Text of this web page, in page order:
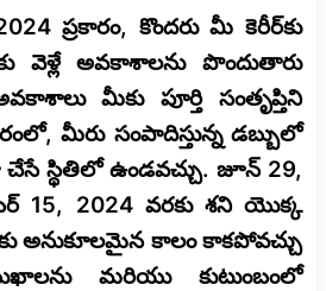
ప్రకారం, కొందరు మీ కెరీర్‌కు
వెళ్లే అవకాశాలను పొందుతారు
మీకు పూర్తి సంతృప్తిని
మీరు సంపాదిస్తున్న డబ్బులో
స్థితిలో ఉండవచ్చు. జూన్ 29,
15, 2024 వరకు శని యొక్క
అనుకూలమైన కాలం కాకపోవచ్చు
మరియు కుటుంబంలో